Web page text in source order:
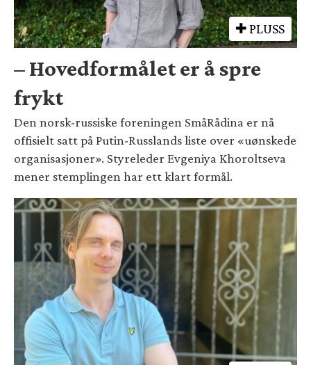
PLUSS
– Hovedformålet er å spre
frykt
Den norsk-russiske foreningen SmåRådina er nå
offisielt satt på Putin-Russlands liste over «uønskede
organisasjoner». Styreleder Evgeniya Khoroltseva
mener stemplingen har ett klart formål.